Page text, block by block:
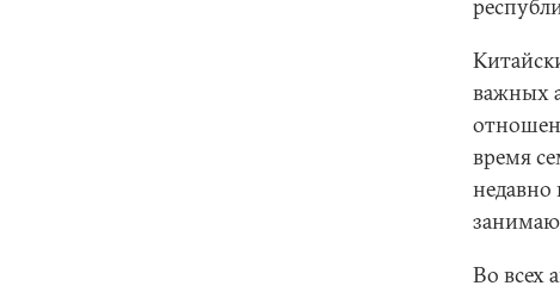
важных
время
Во всех